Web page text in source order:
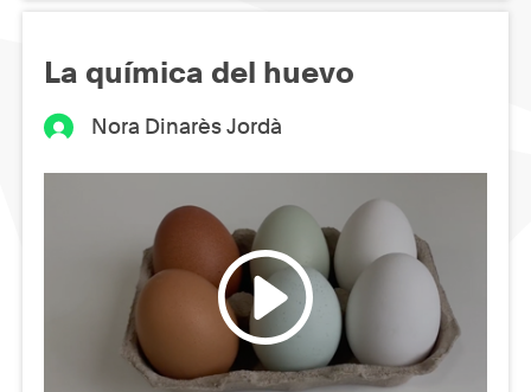
La química del huevo
Nora Dinarès Jordà